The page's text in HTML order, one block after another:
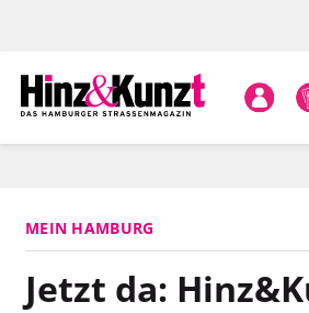
MEIN HAMBURG
Jetzt da: